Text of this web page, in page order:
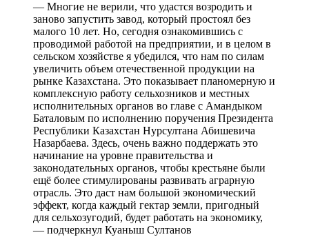
— Многие не верили, что удастся возродить и
заново запустить завод, который простоял без
малого 10 лет. Но, сегодня ознакомившись с
проводимой работой на предприятии, и в целом в
сельском хозяйстве я убедился, что нам по силам
увеличить объем отечественной продукции на
рынке Казахстана. Это показывает планомерную и
комплексную работу сельхозников и местных
исполнительных органов во главе с Амандыком
Баталовым по исполнению поручения Президента
Республики Казахстан Нурсултана Абишевича
Назарбаева. Здесь, очень важно поддержать это
начинание на уровне правительства и
законодательных органов, чтобы крестьяне были
ещё более стимулированы развивать аграрную
отрасль. Это даст нам большой экономический
эффект, когда каждый гектар земли, пригодный
для сельхозугодий, будет работать на экономику,
— подчеркнул Куаныш Султанов